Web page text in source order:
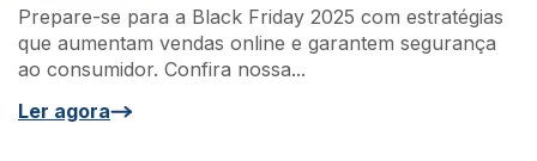
Prepare-se para a Black Friday 2025 com estratégias
que aumentam vendas online e garantem segurança
ao consumidor. Confira nossa...
Ler agora